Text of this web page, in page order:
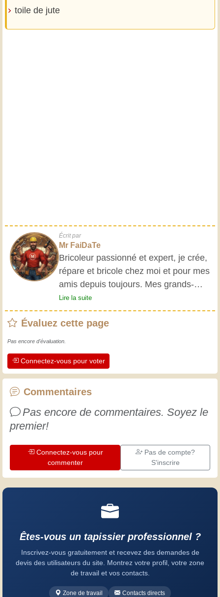
toile de jute
Écrit par
Mr FaiDaTe
Bricoleur passionné et expert, je crée,
répare et bricole chez moi et pour mes
amis depuis toujours. Mes grands-
parents m'ont initié très jeune, et
depuis, j'ai acquis une riche expérience.
L'expérience est essentielle ! Elle nous
professionnels. Apprenons ensemble ;
chaque jour est une occasion de
progresser. Amusez-vous bien !
Lire la suite
Évaluez cette page
Pas encore d'évaluation.
Connectez-vous pour voter
Commentaires
Pas encore de commentaires. Soyez le
premier!
Connectez-vous pour
commenter
Pas de compte?
S'inscrire
Êtes-vous un tapissier professionnel ?
Inscrivez-vous gratuitement et recevez des demandes de
devis des utilisateurs du site. Montrez votre profil, votre zone
de travail et vos contacts.
Zone de travail
Contacts directs